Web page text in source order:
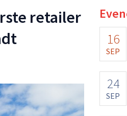
retailer
16
SEP
24
SEP